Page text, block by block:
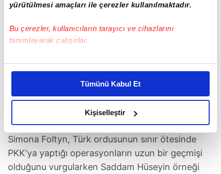
yürütülmesi amaçları ile çerezler kullanılmaktadır.
Bu çerezler, kullanıcıların tarayıcı ve cihazlarını
tanımlayarak çalışırlar.
Bu çerezlere izin vermeniz halinde sizlere özel
daha iyi reklam deneyimi yaşatabiliriz. Bunu yaparken
amacımızın size daha iyi bir reklam deneyimi sunmak
olduğunu ve sizlere en iyi içerikleri sunabilmek adına
elimizden gelen çabayı gösterdiğimizi ve bu noktada,
reklamların maliyetlerimizi karşılamak noktasında tek gelir
kalemimiz olduğunu sizlere hatırlatmak isteriz.
Her halükârda, kullanıcılar, bu çerezlere izin vermedikleri
Tümünü Kabul Et
Kişiselleştir
PKK'nın fesih kongresinin arifesinde BBC'den skandal
SADDAM'I ÖRNEK VERDİ... BAŞKAN ERDOĞAN'I
Simona Foltyn, Türk ordusunun sınır ötesinde
PKK'ya yaptığı operasyonların uzun bir geçmişi
olduğunu vurgularken Saddam Hüseyin örneği